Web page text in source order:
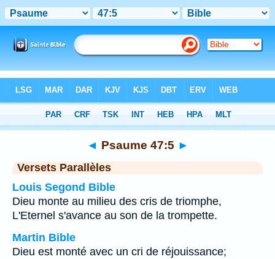
Chapitre 47> Verset 5
◄ Psaume 47:5 ►
Versets Parallèles
Louis Segond Bible
Dieu monte au milieu des cris de triomphe,
L'Eternel s'avance au son de la trompette.
Martin Bible
Dieu est monté avec un cri de réjouissance;